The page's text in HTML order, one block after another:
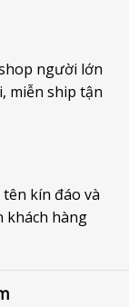
người lớn
miễn ship tận
kín đáo và
khách hàng